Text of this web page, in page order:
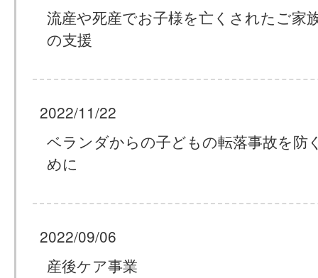
流産や死産でお子様を亡くされたご家
の支援
2022/11/22
ベランダからの子どもの転落事故を防
めに
2022/09/06
産後ケア事業